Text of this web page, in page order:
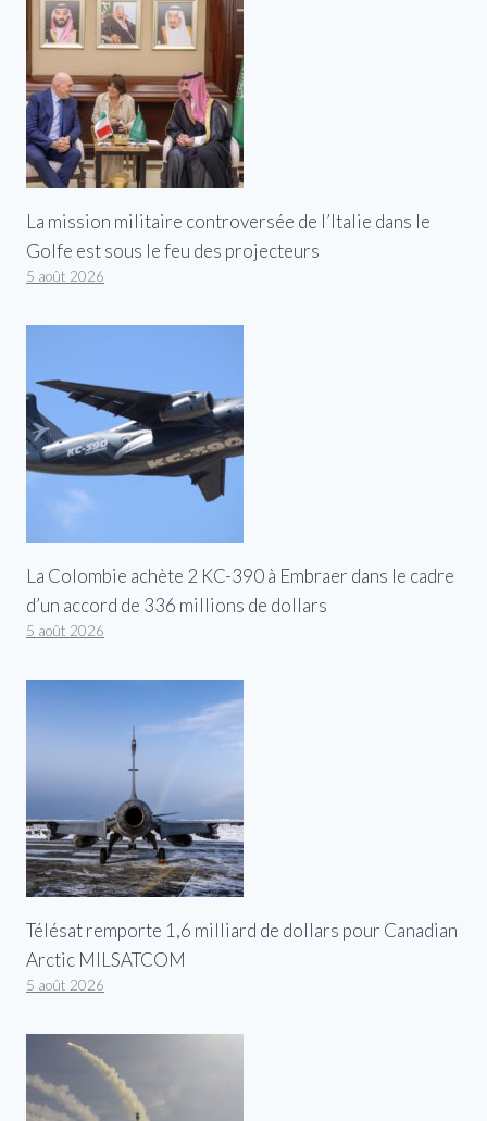
La mission militaire controversée de l’Italie dans le
Golfe est sous le feu des projecteurs
5 août 2026
La Colombie achète 2 KC-390 à Embraer dans le cadre
d’un accord de 336 millions de dollars
5 août 2026
Télésat remporte 1,6 milliard de dollars pour Canadian
Arctic MILSATCOM
5 août 2026